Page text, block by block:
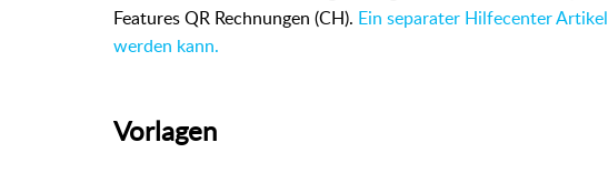
Features QR Rechnungen (CH). Ein separater Hilfecenter
werden kann.
Vorlagen